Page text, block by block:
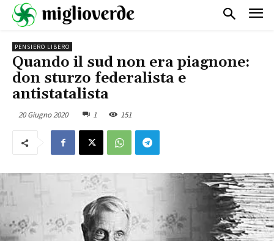
PENSIERO LIBERO
Quando il sud non era piagnone:
don sturzo federalista e
antistatalista
20 Giugno 2020 1 151